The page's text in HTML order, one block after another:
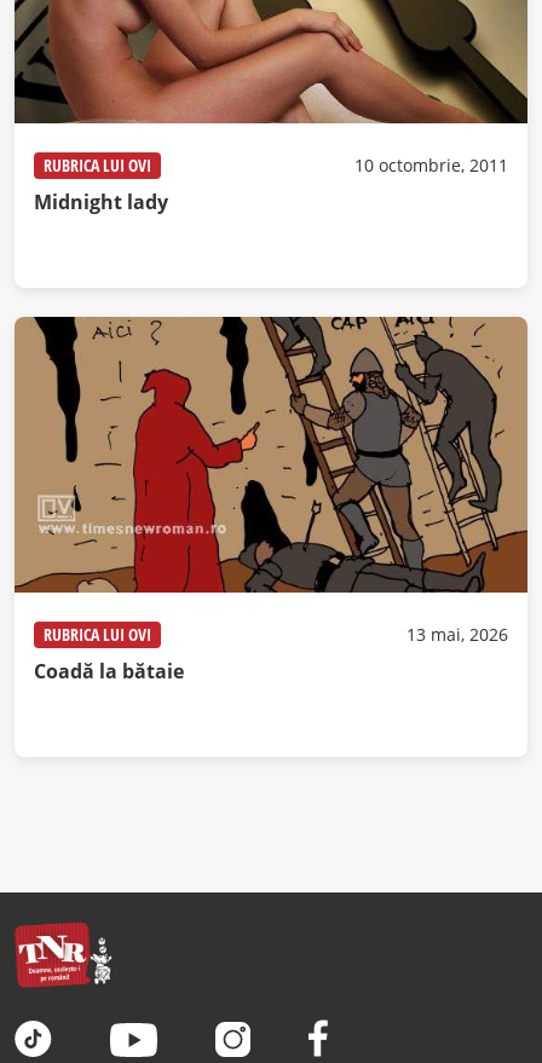
RUBRICA LUI OVI 10 octombrie, 2011
Midnight lady
RUBRICA LUI OVI 13 mai, 2026
Coadă la bătaie